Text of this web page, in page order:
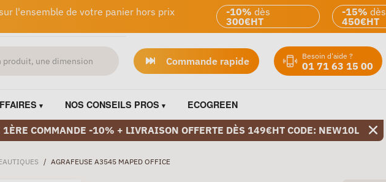
l'ensemble de votre panier hors prix
-10% dès
300€HT
-15% dès
450€HT
Commande rapide Besoin d'aide ?
01 71 63 15 00
NOS CONSEILS PROS ECOGREEN
1ÈRE COMMANDE -10% + LIVRAISON OFFERTE DÈS 149€HT CODE: NEW10L
/ AGRAFEUSE A3545 MAPED OFFICE